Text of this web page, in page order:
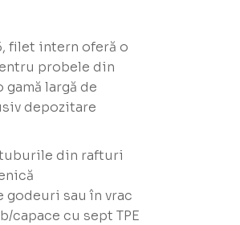
filet intern oferă o
probele din
largă de
depozitare
din rafturi
godeuri sau în vrac
capace cu sept TPE